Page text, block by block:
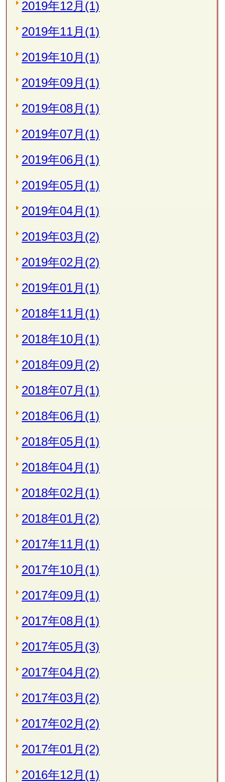
2019年12月(1)
2019年11月(1)
2019年10月(1)
2019年09月(1)
2019年08月(1)
2019年07月(1)
2019年06月(1)
2019年05月(1)
2019年04月(1)
2019年03月(2)
2019年02月(2)
2019年01月(1)
2018年11月(1)
2018年10月(1)
2018年09月(2)
2018年07月(1)
2018年06月(1)
2018年05月(1)
2018年04月(1)
2018年02月(1)
2018年01月(2)
2017年11月(1)
2017年10月(1)
2017年09月(1)
2017年08月(1)
2017年05月(3)
2017年04月(2)
2017年03月(2)
2017年02月(2)
2017年01月(2)
2016年12月(1)